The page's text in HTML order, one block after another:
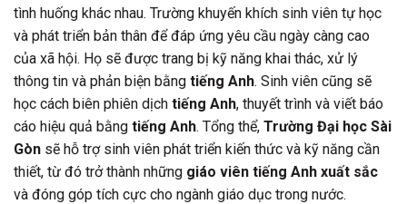
tình huống khác nhau. Trường khuyến khích sinh viên tự học
và phát triển bản thân để đáp ứng yêu cầu ngày càng cao
của xã hội. Họ sẽ được trang bị kỹ năng khai thác, xử lý
thông tin và phản biện bằng tiếng Anh. Sinh viên cũng sẽ
học cách biên phiên dịch tiếng Anh, thuyết trình và viết báo
cáo hiệu quả bằng tiếng Anh. Tổng thể, Trường Đại học Sài
Gòn sẽ hỗ trợ sinh viên phát triển kiến thức và kỹ năng cần
thiết, từ đó trở thành những giáo viên tiếng Anh xuất sắc
và đóng góp tích cực cho ngành giáo dục trong nước.